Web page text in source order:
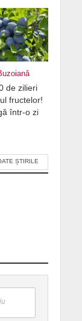
de zilieri
fructelor!
într-o zi
ȘTIRILE